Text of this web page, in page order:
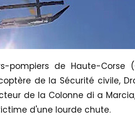
pompiers de Haute-Corse
de la Sécurité civile,
de la Colonne di a
d'une lourde chute.